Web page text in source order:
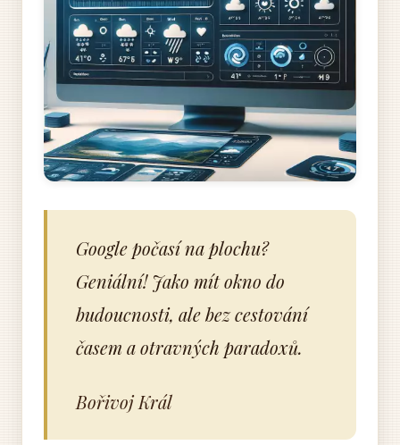
Google počasí na plochu?
Geniální! Jako mít okno do
budoucnosti, ale bez cestování
časem a otravných paradoxů.
Bořivoj Král